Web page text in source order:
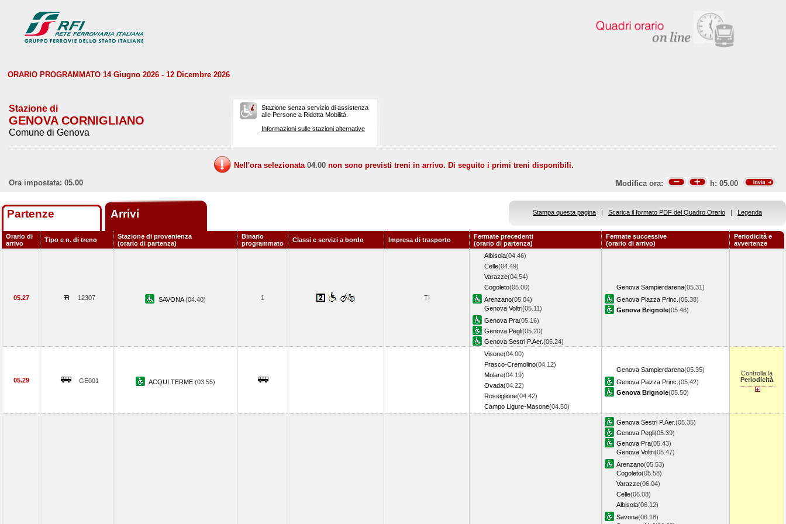
ORARIO PROGRAMMATO 14 Giugno 2026 - 12 Dicembre 2026
Stazione di
GENOVA CORNIGLIANO
Comune di Genova
Stazione senza servizio di assistenza
alle Persone a Ridotta Mobilità.
Informazioni sulle stazioni alternative
Nell'ora selezionata 04.00 non sono previsti treni in arrivo. Di seguito i primi treni disponibili.
Ora impostata: 05.00
Modifica ora: h: 05.00
Partenze Arrivi Stampa questa pagina | Scarica il formato PDF del Quadro Orario | Legenda
Orario di
arrivo
Tipo e n. di treno
Stazione di provenienza
(orario di partenza)
Binario
programmato
Classi e servizi a bordo Impresa di trasporto
Fermate precedenti
(orario di partenza)
Fermate successive
(orario di arrivo)
Periodicità e
avvertenze
05.27 12307 SAVONA(04.40) 1 TI
Albisola(04.46)
Celle(04.49)
Varazze(04.54)
Cogoleto(05.00)
Arenzano(05.04)
Genova Voltri(05.11)
Genova Pra(05.16)
Genova Pegli(05.20)
Genova Sestri P.Aer.(05.24)
Genova Sampierdarena(05.31)
Genova Piazza Princ. (05.38)
Genova Brignole(05.46)
05.29 GE001 ACQUI TERME (03.55)
Visone(04.00)
Prasco-Cremolino(04.12)
Molare(04.19)
Ovada(04.22)
Rossiglione(04.42)
Campo Ligure-Masone(04.50)
Genova Sampierdarena(05.35)
Genova Piazza Princ. (05.42)
Genova Brignole(05.50)
Controlla la
Periodicità
Genova Sestri P.Aer.(05.35)
Genova Pegli(05.39)
Genova Pra(05.43)
Genova Voltri(05.47)
Arenzano(05.53)
Cogoleto(05.58)
Varazze(06.04)
Celle(06.08)
Albisola(06.12)
Savona(06.18)